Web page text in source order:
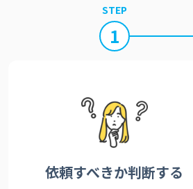
STEP
1
依頼すべきか判断する